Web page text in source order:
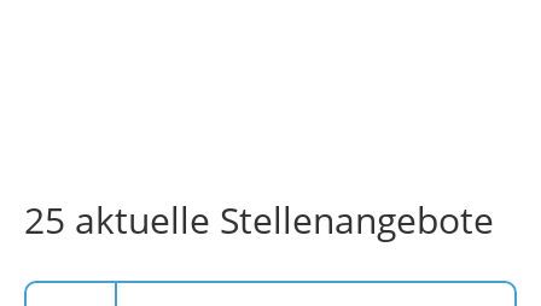
25 aktuelle Stellenangebote